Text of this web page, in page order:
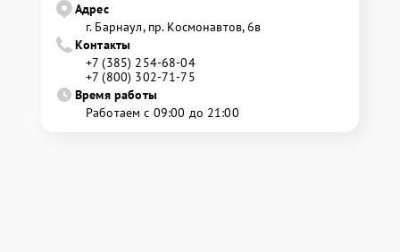
Адрес
г. Барнаул, ​пр. Космонавтов, 6в
Контакты
+7 (385) 254-68-04
+7 (800) 302-71-75
Время работы
Работаем с 09:00 до 21:00